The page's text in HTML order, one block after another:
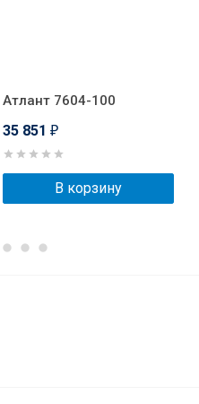
Атлант 7604-100
35 851 ₽
В корзину